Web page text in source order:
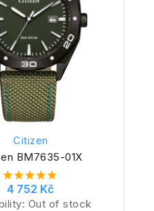
Citizen
BM7635-01X
4 752 Kč
Out of stock